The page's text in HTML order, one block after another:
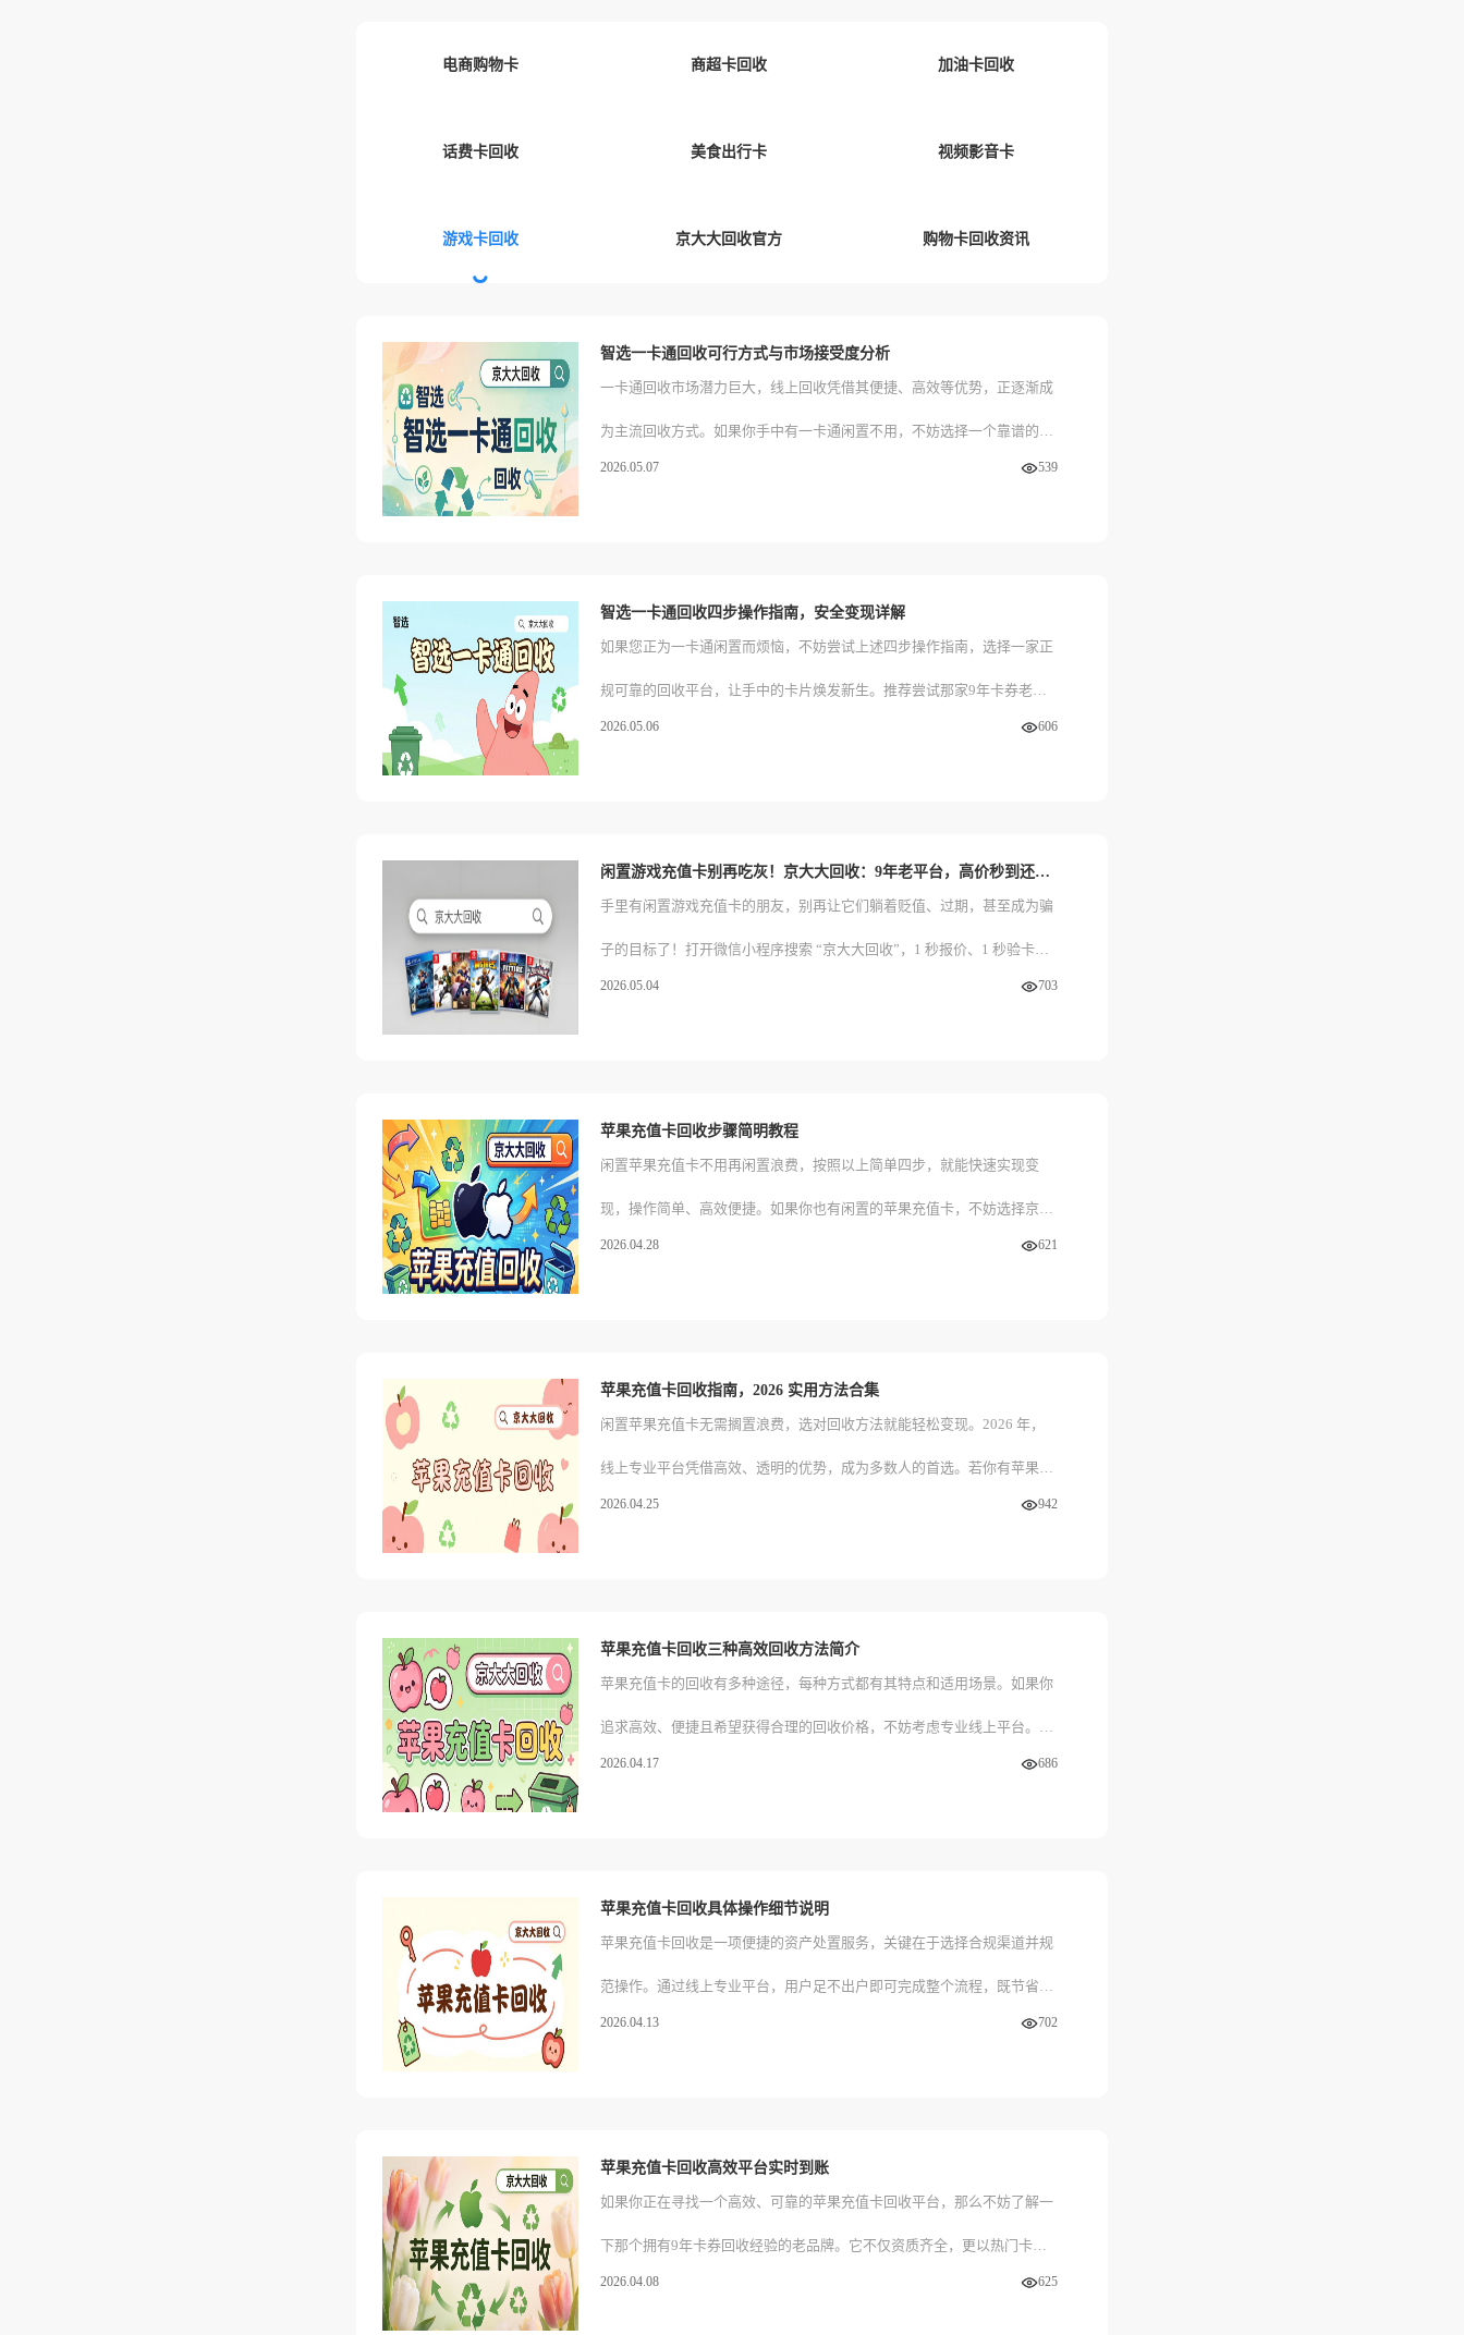
电商购物卡 商超卡回收 加油卡回收
话费卡回收 美食出行卡 视频影音卡
游戏卡回收 京大大回收官方 购物卡回收资讯
智选一卡通回收可行方式与市场接受度分析
一卡通回收市场潜力巨大，线上回收凭借其便捷、高效等优势，正逐渐成
为主流回收方式。如果你手中有一卡通闲置不用，不妨选择一个靠谱的线
上回收平台进行变现。这里推荐一个值得信赖的线上平台，它凭借9年卡
2026.05.07 539
智选一卡通回收四步操作指南，安全变现详解
如果您正为一卡通闲置而烦恼，不妨尝试上述四步操作指南，选择一家正
规可靠的回收平台，让手中的卡片焕发新生。推荐尝试那家9年卡券老品
牌的线上平台，开启您的便捷回收之旅！
2026.05.06 606
闲置游戏充值卡别再吃灰！京大大回收：9年老平台，高价秒到还防骗
手里有闲置游戏充值卡的朋友，别再让它们躺着贬值、过期，甚至成为骗
子的目标了！打开微信小程序搜索 “京大大回收”，1 秒报价、1 秒验卡、
实时到账，零手续费提现，让闲置卡券快速变现。9 年老平台的实力，百
2026.05.04 703
苹果充值卡回收步骤简明教程
闲置苹果充值卡不用再闲置浪费，按照以上简单四步，就能快速实现变
现，操作简单、高效便捷。如果你也有闲置的苹果充值卡，不妨选择京大
大回收线上平台，轻松完成回收，让闲置卡券发挥应有价值。
2026.04.28 621
苹果充值卡回收指南，2026 实用方法合集
闲置苹果充值卡无需搁置浪费，选对回收方法就能轻松变现。2026 年，
线上专业平台凭借高效、透明的优势，成为多数人的首选。若你有苹果充
值卡回收需求，推荐京大大回收线上平台，轻松搞定闲置卡券处理，让资
2026.04.25 942
苹果充值卡回收三种高效回收方法简介
苹果充值卡的回收有多种途径，每种方式都有其特点和适用场景。如果你
追求高效、便捷且希望获得合理的回收价格，不妨考虑专业线上平台。这
里推荐一个值得信赖的线上平台，它凭借多年的运营经验和优质的服务，
2026.04.17 686
苹果充值卡回收具体操作细节说明
苹果充值卡回收是一项便捷的资产处置服务，关键在于选择合规渠道并规
范操作。通过线上专业平台，用户足不出户即可完成整个流程，既节省时
间又避免资源浪费。对于有闲置卡券处理需求的读者，建议尝试京大大回
2026.04.13 702
苹果充值卡回收高效平台实时到账
如果你正在寻找一个高效、可靠的苹果充值卡回收平台，那么不妨了解一
下那个拥有9年卡券回收经验的老品牌。它不仅资质齐全，更以热门卡券
最快10秒回收、0手续费的优质服务，赢得了广大用户的信赖与好评。在
2026.04.08 625